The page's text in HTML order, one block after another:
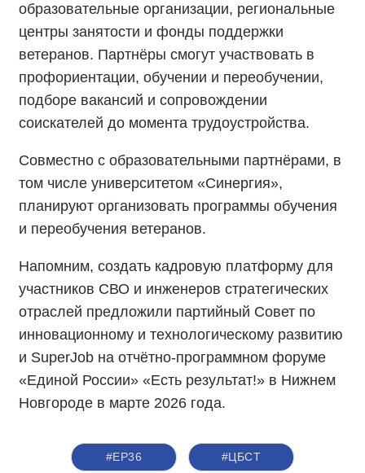
образовательные организации, региональные
центры занятости и фонды поддержки
ветеранов. Партнёры смогут участвовать в
профориентации, обучении и переобучении,
подборе вакансий и сопровождении
соискателей до момента трудоустройства.
Совместно с образовательными партнёрами, в
том числе университетом «Синергия»,
планируют организовать программы обучения
и переобучения ветеранов.
Напомним, создать кадровую платформу для
участников СВО и инженеров стратегических
отраслей предложили партийный Совет по
инновационному и технологическому развитию
и SuperJob на отчётно-программном форуме
«Единой России» «Есть результат!» в Нижнем
Новгороде в марте 2026 года.
#ЕР36 #ЦБСТ